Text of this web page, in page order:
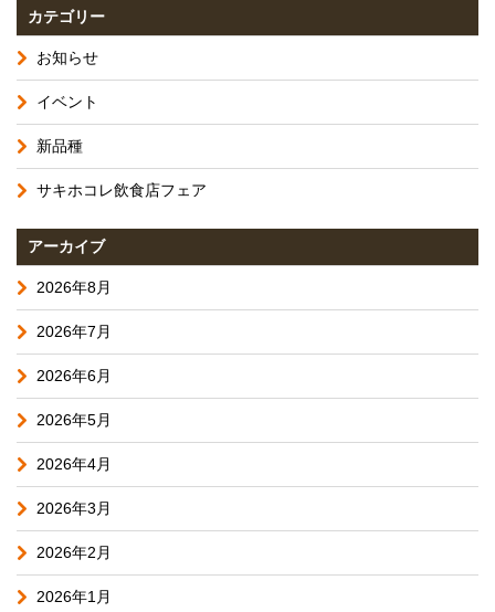
カテゴリー
お知らせ
イベント
新品種
サキホコレ飲食店フェア
アーカイブ
2026年8月
2026年7月
2026年6月
2026年5月
2026年4月
2026年3月
2026年2月
2026年1月